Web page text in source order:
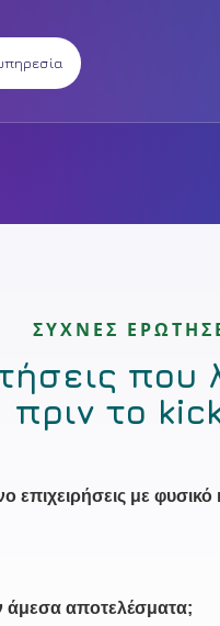
ΣΥΧΝΕΣ
που
πριν το
επιχειρήσεις με φυσικό
αποτελέσματα;